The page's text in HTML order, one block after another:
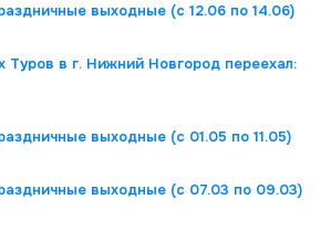
выходные (с 12.06 по 14.06)
в г. Нижний Новгород переехал:
выходные (с 01.05 по 11.05)
выходные (с 07.03 по 09.03)